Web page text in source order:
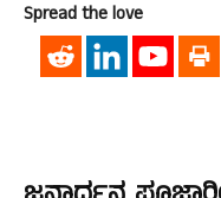
Spread the love